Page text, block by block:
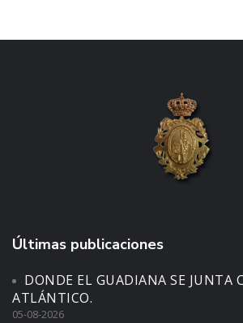
Últimas publicaciones
DONDE EL GUADIANA SE JUNTA
ATLÁNTICO.
05-08-2026